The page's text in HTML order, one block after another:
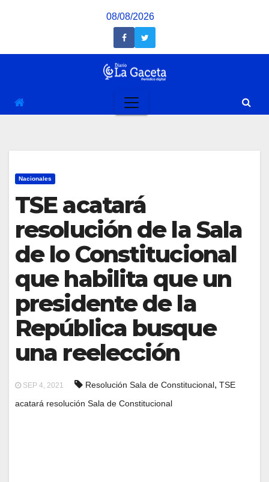
08/08/2026
Nacionales
TSE acatará
resolución de la Sala
de lo Constitucional
que habilita que un
presidente de la
República busque
una reelección
SEP 4, 2021 Resolución Sala de Constitucional, TSE
acatará resolución Sala de Constitucional